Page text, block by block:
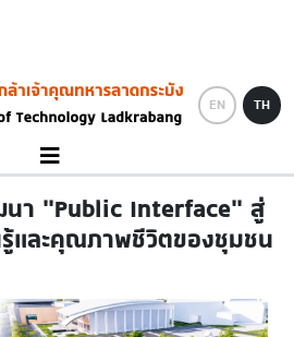
EN TH
า “Public Interface” สู่
และคุณภาพชีวิตของชุมชน